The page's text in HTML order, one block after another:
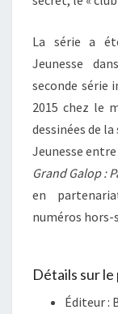
La série a
Jeunesse
seconde série
2015 chez le
dessinées de
Jeunesse
Grand Galop :
en
numéros hors-
Détails sur
Éditeur :